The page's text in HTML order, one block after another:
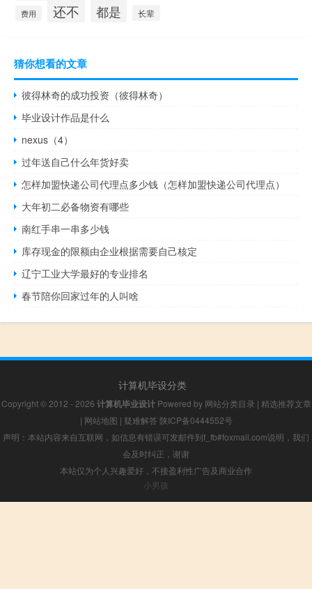
费用 还不 都是 长辈
猜你想看的文章
彼得林奇的成功投资（彼得林奇）
毕业设计作品是什么
nexus（4）
过年送自己什么年货好卖
怎样加盟快递公司代理点多少钱（怎样加盟快递公司代理点）
大年初二必备物资有哪些
南红手串一串多少钱
库存现金的限额由企业根据需要自己核定
辽宁工业大学最好的专业排名
春节陪你回家过年的人叫啥
计算机毕设分类
Copyright © 2012 - 2026 计算机毕业设计Powered by 网站分类目录 | 精选推荐文章
| 网站地图 | 疑难解答 陕ICP备0444552号
声明：本站内容来自互联网，如信息有错误可发邮件到f_fb#foxmail.com说明，我们
会及时纠正，谢谢
本站仅为个人兴趣爱好，不接盈利性广告及商业合作
小男孩